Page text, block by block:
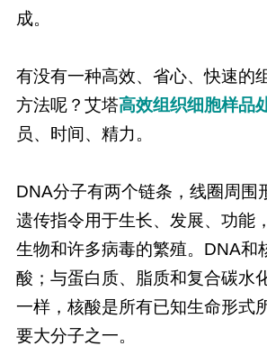
成。
有没有一种高效、省心、快速的
方法呢？艾塔高效组织细胞样品
员、时间、精力。
DNA分子有两个链条，线圈周围
遗传指令用于生长、发展、功能
生物和许多病毒的繁殖。DNA和
酸；与蛋白质、脂质和复合碳水
一样，核酸是所有已知生命形式
要大分子之一。